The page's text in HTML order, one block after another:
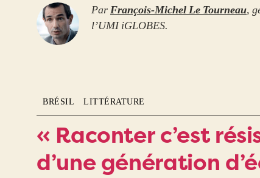
ParFrançois-Michel Le Tourneau,
l’UMI iGLOBES.
BRÉSIL LITTÉRATURE
« Raconter c’est
d’une génération